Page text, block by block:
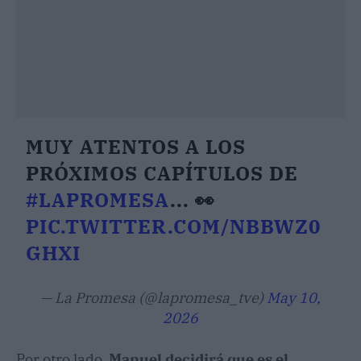
MUY ATENTOS A LOS
PRÓXIMOS CAPÍTULOS DE
#LAPROMESA... 👀
PIC.TWITTER.COM/NBBWZ0
GHXI
— La Promesa (@lapromesa_tve) May 10,
2026